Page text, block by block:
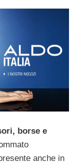
borse e
anche in